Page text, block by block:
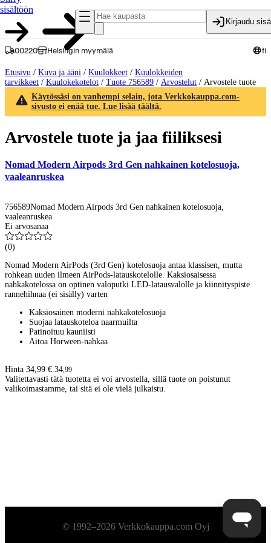
sisältöön
Kirjaudu
00220 Helsingin myymälä fi
Etusivu / Kuva ja ääni / Kuulokkeet / Kuulokkeiden
tarvikkeet / Kuulokekotelot / Tuote 756589 / Arvostelut / Arvostele tuote
Käytössäsi on vanhempi selain, jota Verkkokauppa.com-
sivusto ei enää tue. Lue lisää täältä.
Arvostele tuote ja jaa fiiliksesi
Nomad Modern Airpods 3rd Gen nahkainen kotelosuoja,
vaaleanruskea
756589Nomad Modern Airpods 3rd Gen nahkainen kotelosuoja,
vaaleanruskea
Ei arvosanaa
(0)
Nomad Modern AirPods (3rd Gen) kotelosuoja antaa klassisen, mutta
rohkean uuden ilmeen AirPods-latauskotelolle. Kaksiosaisessa
nahkakotelossa on optinen valoputki LED-latausvalolle ja kiinnityspiste
rannehihnaa (ei sisälly) varten
Kaksiosainen moderni nahkakotelosuoja
Suojaa latauskoteloa naarmuilta
Patinoituu kauniisti
Aitoa Horween-nahkaa
Hinta 34,99 €. 34,99
Valitettavasti tätä tuotetta ei voi arvostella, sillä tuote on poistunut
valikoimastamme, tai sitä ei ole vielä julkaistu.
Alatunniste© 1992–2026 Verkkokauppa.com Oyj